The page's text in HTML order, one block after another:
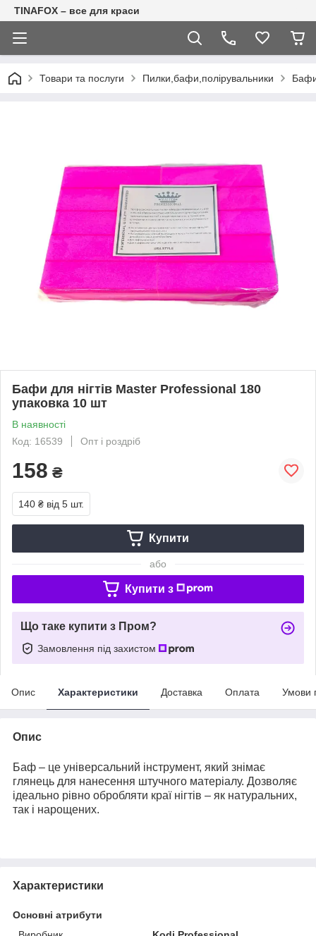
TINAFOX – все для краси
Товари та послуги Пилки,бафи,полірувальники
Бафи для нігтів Master Professional 180
упаковка 10 шт
В наявності
Код: 16539
Опт і роздріб
158 ₴
140 ₴ від 5 шт.
Купити
або
Купити з
Що таке купити з Пром?
Замовлення під захистом
Опис Характеристики Доставка Оплата Умови
Опис
Баф – це універсальний інструмент, який знімає
глянець для нанесення штучного матеріалу. Дозволяє
ідеально рівно обробляти краї нігтів – як натуральних,
так і нарощених.
Характеристики
Основні атрибути